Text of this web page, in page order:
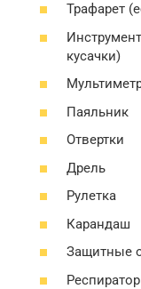
Трафарет
кусачки)
Паяльник
Отвертки
Дрель
Рулетка
Карандаш
Защитные